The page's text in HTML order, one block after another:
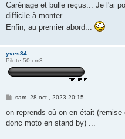
e
Carénage et bulle reçus... Je l'ai
difficile à monter...
Enfin, au premier abord...
yves34
Pilote 50 cm3
M
s
a
sam. 28 oct., 2023 20:15
on reprends où on en était
donc moto en stand by) ...